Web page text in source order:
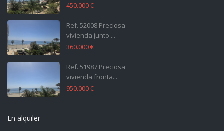
450.000 €
Ref. 52008 Preciosa
vivienda junto ...
360.000 €
Ref. 51987 Preciosa
vivienda fronta...
950.000 €
En alquiler